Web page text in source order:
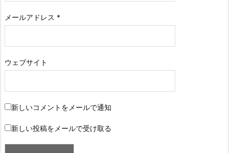
メールアドレス *
ウェブサイト
新しいコメントをメールで通知
新しい投稿をメールで受け取る